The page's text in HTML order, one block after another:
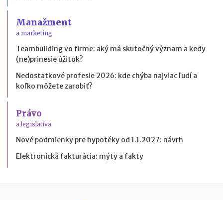
Manažment
a marketing
Teambuilding vo firme: aký má skutočný význam a kedy
(ne)prinesie úžitok?
Nedostatkové profesie 2026: kde chýba najviac ľudí a
koľko môžete zarobiť?
Právo
a legislatíva
Nové podmienky pre hypotéky od 1.1.2027: návrh
Elektronická fakturácia: mýty a fakty